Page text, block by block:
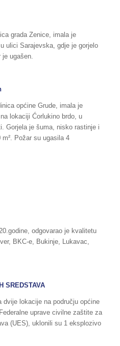
grada Zenice, imala je
ulici Sarajevska, gdje je gorjelo
ugašen.
općine Grude, imala je
lokaciji Ćorlukino brdo, u
Gorjela je šuma, nisko rastinje i
Požar su ugasila 4
odgovarao je kvalitetu
BKC-e, Bukinje, Lukavac,
SREDSTAVA
dvije lokacije na području općine
uprave civilne zaštite za
(UES), uklonili su 1 eksplozivo